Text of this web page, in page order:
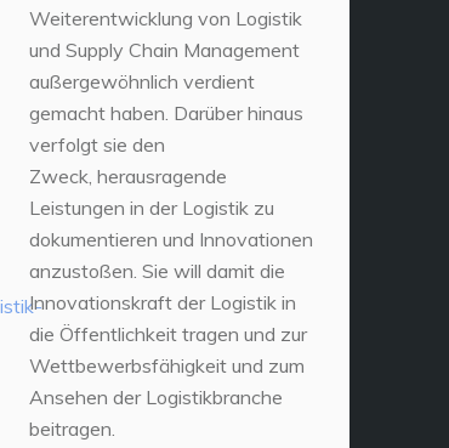
Weiterentwicklung von Logistik
und Supply Chain Management
außergewöhnlich verdient
gemacht haben. Darüber hinaus
verfolgt sie den
Zweck, herausragende
Leistungen in der Logistik zu
dokumentieren und Innovationen
anzustoßen. Sie will damit die
Innovationskraft der Logistik in
die Öffentlichkeit tragen und zur
Wettbewerbsfähigkeit und zum
Ansehen der Logistikbranche
beitragen.